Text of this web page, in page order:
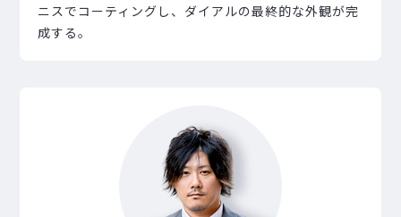
ニスでコーティングし、ダイアルの最終的な外観が完
成する。